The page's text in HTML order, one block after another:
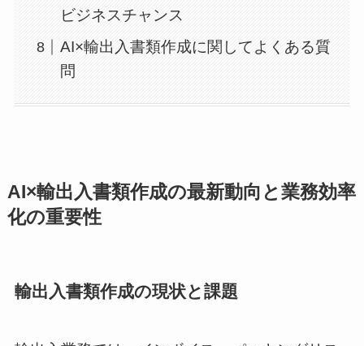
ビジネスチャンス
AI×輸出入書類作成に関してよくある質
問
AI×輸出入書類作成の最新動向と業務効率
化の重要性
輸出入書類作成の現状と課題